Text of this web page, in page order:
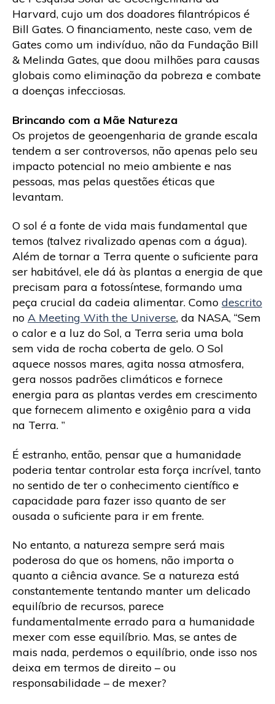
Harvard, cujo um dos doadores filantrópicos é
Bill Gates. O financiamento, neste caso, vem de
Gates como um indivíduo, não da Fundação Bill
& Melinda Gates, que doou milhões para causas
globais como eliminação da pobreza e combate
a doenças infecciosas.
Brincando com a Mãe Natureza
Os projetos de geoengenharia de grande escala
tendem a ser controversos, não apenas pelo seu
impacto potencial no meio ambiente e nas
pessoas, mas pelas questões éticas que
levantam.
O sol é a fonte de vida mais fundamental que
temos (talvez rivalizado apenas com a água).
Além de tornar a Terra quente o suficiente para
ser habitável, ele dá às plantas a energia de que
precisam para a fotossíntese, formando uma
peça crucial da cadeia alimentar. Como descrito
no A Meeting With the Universe, da NASA, “Sem
o calor e a luz do Sol, a Terra seria uma bola
sem vida de rocha coberta de gelo. O Sol
aquece nossos mares, agita nossa atmosfera,
gera nossos padrões climáticos e fornece
energia para as plantas verdes em crescimento
que fornecem alimento e oxigênio para a vida
na Terra. ”
É estranho, então, pensar que a humanidade
poderia tentar controlar esta força incrível, tanto
no sentido de ter o conhecimento científico e
capacidade para fazer isso quanto de ser
ousada o suficiente para ir em frente.
No entanto, a natureza sempre será mais
poderosa do que os homens, não importa o
quanto a ciência avance. Se a natureza está
constantemente tentando manter um delicado
equilíbrio de recursos, parece
fundamentalmente errado para a humanidade
mexer com esse equilíbrio. Mas, se antes de
mais nada, perdemos o equilíbrio, onde isso nos
deixa em termos de direito – ou
responsabilidade – de mexer?